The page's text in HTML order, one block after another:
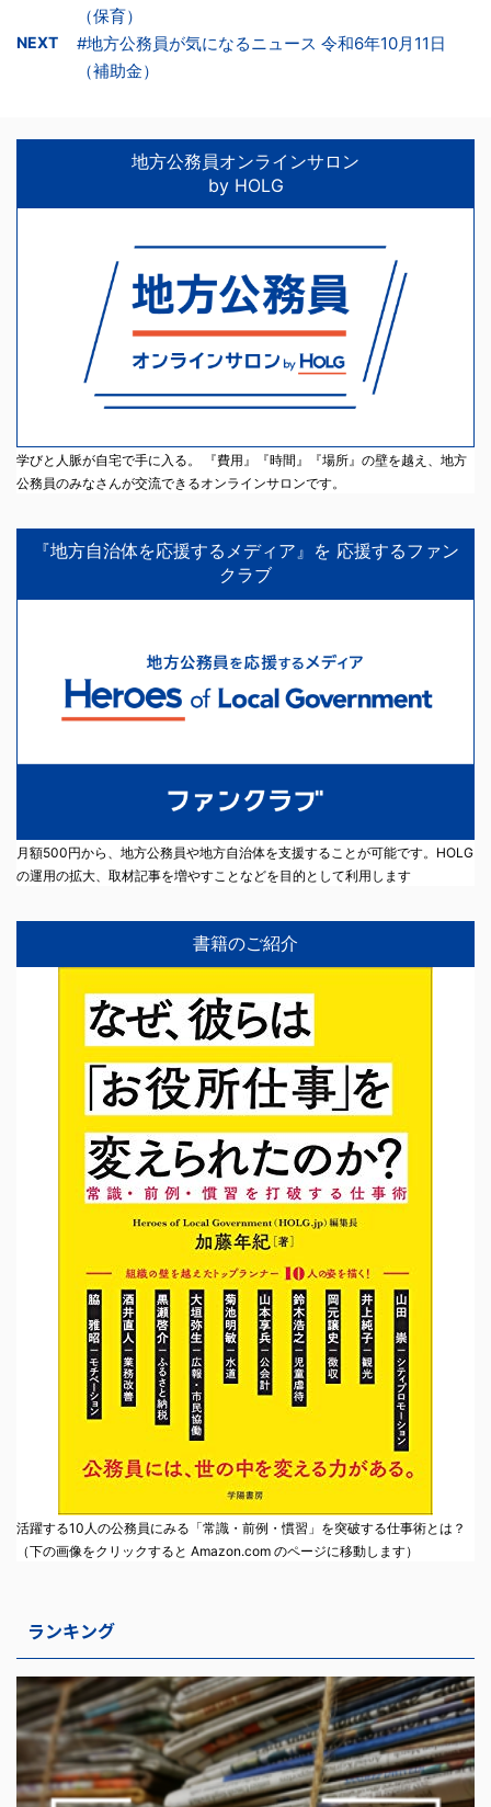
（保育）
NEXT
#地方公務員が気になるニュース 令和6年10月11日
（補助金）
地方公務員オンラインサロン
by HOLG
学びと人脈が自宅で手に入る。 『費用』『時間』『場所』の壁を越え、地方
公務員のみなさんが交流できるオンラインサロンです。
『地方自治体を応援するメディア』を 応援するファン
クラブ
月額500円から、地方公務員や地方自治体を支援することが可能です。HOLG
の運用の拡大、取材記事を増やすことなどを目的として利用します
書籍のご紹介
活躍する10人の公務員にみる「常識・前例・慣習」を突破する仕事術とは？
（下の画像をクリックすると Amazon.com のページに移動します）
ランキング